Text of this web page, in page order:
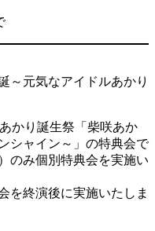
～元気なアイドルあかり
かり誕生祭「柴咲あか
シャイン～」の特典会で
のみ個別特典会を実施い
を終演後に実施いたしま